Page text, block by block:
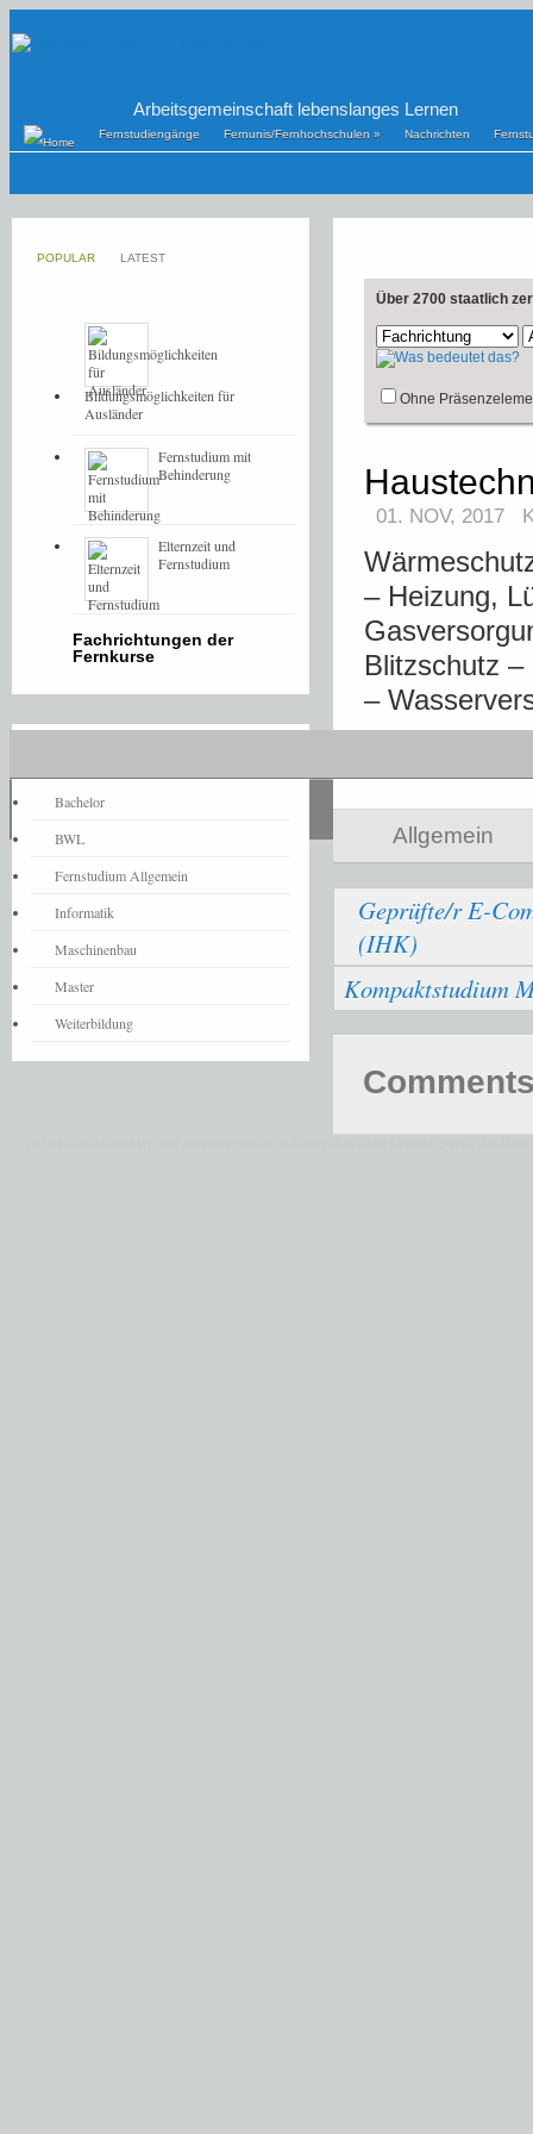
Arbeitsgemeinschaft lebenslanges Lernen
Fernstudiengänge Fernunis/Fernhochschulen » Nachrichten
Über 2700 staatlich
Ohne
01. NOV, 2017
– Heizung,
Blitzschutz
–
Allgemein
Geprüfte/r E-
(IHK)
Kompaktstudium
POPULAR LATEST
Bildungsmöglichkeiten für
Ausländer
Fernstudium mit
Behinderung
Elternzeit und
Fernstudium
Fachrichtungen der
Fernkurse
Bachelor
BWL
Fernstudium Allgemein
Informatik
Maschinenbau
Master
Weiterbildung